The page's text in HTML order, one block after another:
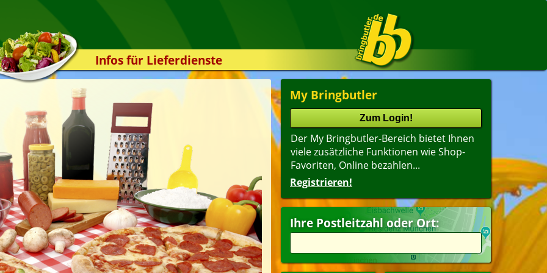
Infos für Lieferdienste
Kassensystem
Zuverlässigkeit
Sicherheit
Der Online-Shop
Das Bestellsystem
Der Bestellvorgang
Übertragung
Testshop
Styles
Kontakt
My Bringbutler
Der My Bringbutler-Bereich bietet Ihnen
viele zusätzliche Funktionen wie Shop-
Favoriten, Online bezahlen...
Registrieren!
Ihre Postleitzahl oder Ort: